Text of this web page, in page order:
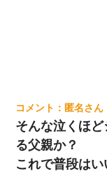
匿名
そんな泣くほ
る父親か？
これで普段は